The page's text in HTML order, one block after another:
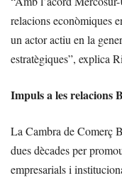
relacions econòmiques
un actor actiu en la
estratègiques”, explica
Impuls a les relacions
La Cambra de Comerç
dues dècades per
empresarials i